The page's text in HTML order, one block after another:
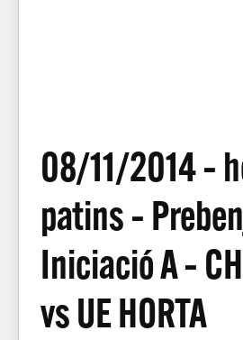
08/11/2014 –
patins –
Iniciació A –
vs UE HORTA